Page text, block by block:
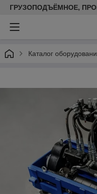
ГРУЗОПОДЪЁМНОЕ,
Каталог